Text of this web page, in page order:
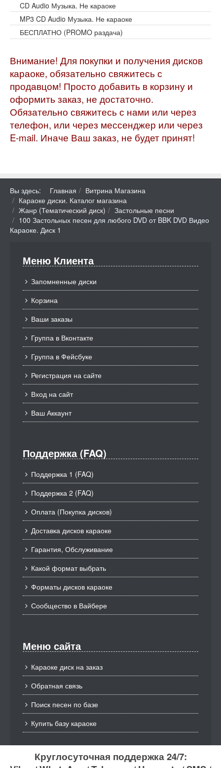
CD Audio Музыка. Не караоке
MP3 CD Audio Музыка. Не караоке
БЕСПЛАТНО (PROMO раздача)
Внимание! Для покупки и получения дисков
караоке, обязательно свяжитесь с
продавцом! Просто добавить в корзину и
оформить заказ, не достаточно.
Обязательно свяжитесь с нами или через
телефон, или через мессенджер или через
E-mail. Иначе Ваш заказ, не будет принят!
Вы здесь: Главная
Витрина Магазина
Караоке диски. Каталог магазина
Жанр (Тематический диск)
Застольные песни
100 Застольных песен для любого DVD от BBK DVD Видео
Караоке. Диск 1
Меню Клиента
Запомненные диски
Корзина
Ваши заказы
Группа в Вконтакте
Группа в Фейсбуке
Регистрация на сайте
Вход на сайт
Ваш Аккаунт
Поддержка (FAQ)
Поддержка 1 (FAQ)
Поддержка 2 (FAQ)
Оплата (Покупка дисков)
Доставка дисков караоке
Гарантия, Обслуживание
Какой формат выбрать
Форматы дисков караоке
Сообщество в Вайбере
Меню сайта
Караоке диск на заказ
Обратная связь
Поиск песен по базе
Купить базу караоке
Круглосуточная поддержка 24/7: